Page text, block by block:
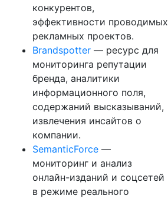
конкурентов,
эффективности проводимых
рекламных проектов.
Brandspotter — ресурс для
мониторинга репутации
бренда, аналитики
информационного поля,
содержаний высказываний,
извлечения инсайтов о
компании.
SemanticForce —
мониторинг и анализ
онлайн-изданий и соцсетей
в режиме реального